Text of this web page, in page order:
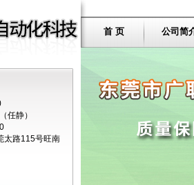
任静）
太路115号旺南
首 页 公司简